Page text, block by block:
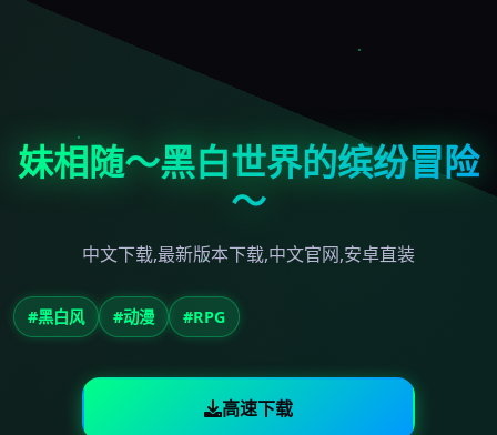
妹相随～黑白世界的缤纷冒险
～
中文下载,最新版本下载,中文官网,安卓直装
#黑白风 #动漫 #RPG
高速下载